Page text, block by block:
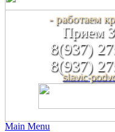
- работаем
Прием
8(937)
8(937)
slavic-
Main Menu